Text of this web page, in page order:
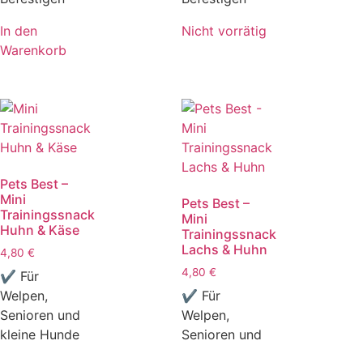
In den
Warenkorb
Nicht vorrätig
Pets Best –
Mini
Trainingssnack
Huhn & Käse
4,80 €
✔ Für
Welpen,
Senioren und
kleine Hunde
Pets Best –
Mini
Trainingssnack
Lachs & Huhn
4,80 €
✔ Für
Welpen,
Senioren und